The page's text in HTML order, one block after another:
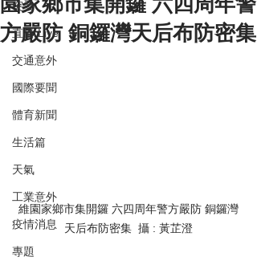
突發
直播 Live
交通意外
國際要聞
體育新聞
生活篇
天氣
工業意外
疫情消息
專題
方嚴防 銅鑼灣天后布防密集
維園家鄉市集開鑼 六四周年警方嚴防 銅鑼灣
天后布防密集  攝 : 黃芷澄